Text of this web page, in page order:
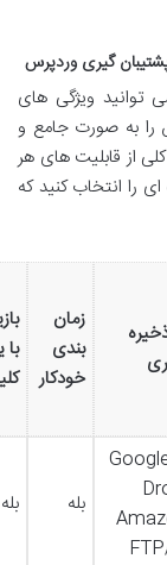
توانید ویژگی های
را به صورت جامع و
از قابلیت های هر
را انتخاب کنید که
زمان
بندی
خودکار
بله بله